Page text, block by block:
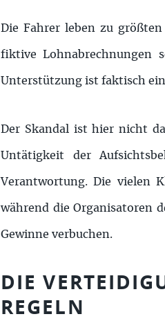
Die Fahrer leben zu
fiktive Lohnabrechnungen
Unterstützung ist faktisch
Der Skandal ist hier nicht
Untätigkeit der
Verantwortung. Die vielen
während die Organisatoren
Gewinne verbuchen.
DIE
REGELN